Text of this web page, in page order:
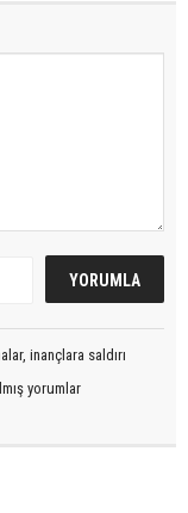
inançlara saldırı
yorumlar